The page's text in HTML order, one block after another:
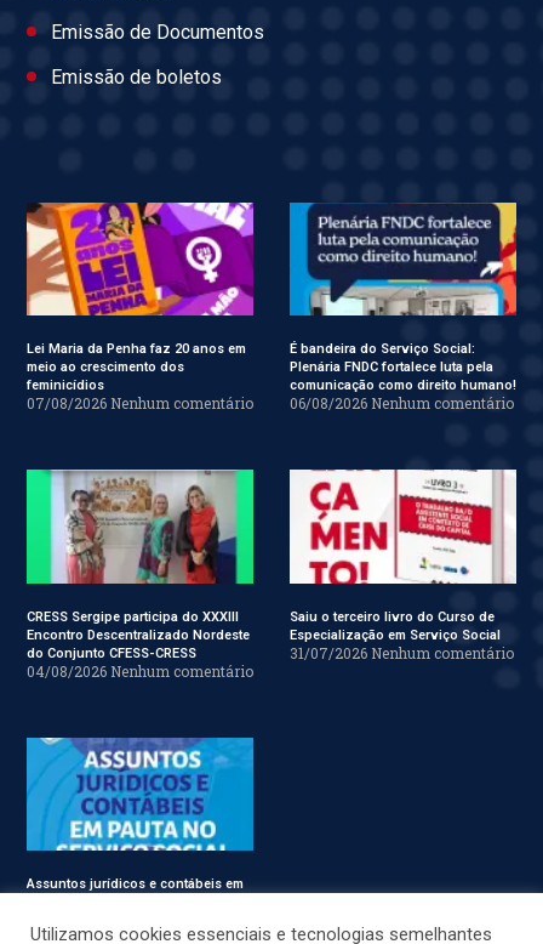
Emissão de Documentos
Emissão de boletos
Lei Maria da Penha faz 20 anos em
meio ao crescimento dos
feminicídios
07/08/2026 Nenhum comentário
É bandeira do Serviço Social:
Plenária FNDC fortalece luta pela
comunicação como direito humano!
06/08/2026 Nenhum comentário
CRESS Sergipe participa do XXXIII
Encontro Descentralizado Nordeste
do Conjunto CFESS-CRESS
04/08/2026 Nenhum comentário
Saiu o terceiro livro do Curso de
Especialização em Serviço Social
31/07/2026 Nenhum comentário
Assuntos jurídicos e contábeis em
Utilizamos cookies essenciais e tecnologias semelhantes